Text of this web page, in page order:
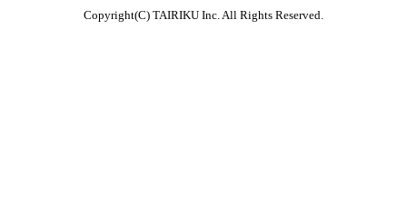
Copyright(C) TAIRIKU Inc. All Rights Reserved.